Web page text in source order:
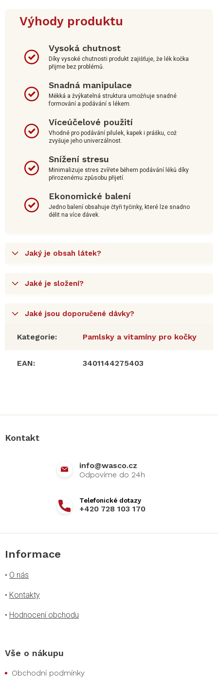
Výhody produktu
Vysoká chutnost
Díky vysoké chutnosti produkt zajišťuje, že lék kočka
přijme bez problémů.
Snadná manipulace
Měkká a žvýkatelná struktura umožňuje snadné
formování a podávání s lékem.
Víceúčelové použití
Vhodné pro podávání pilulek, kapek i prášku, což
zvyšuje jeho univerzálnost.
Snížení stresu
Minimalizuje stres zvířete během podávání léků díky
přirozenému způsobu přijetí.
Ekonomické balení
Jedno balení obsahuje čtyři tyčinky, které lze snadno
dělit na více dávek.
Jaký je obsah látek?
Jaké je složení?
Jaké jsou doporučené dávky?
Kategorie: Pamlsky a vitamíny pro kočky
EAN: 3401144275403
Kontakt
info@wasco.cz
+420 728 103 170
Informace
• O nás
• Kontakty
• Hodnocení obchodu
Vše o nákupu
Obchodní podmínky